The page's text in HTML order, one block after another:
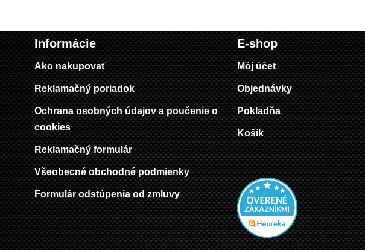
Informácie
Ako nakupovať
Reklamačný poriadok
Ochrana osobných údajov a poučenie o
cookies
Reklamačný formulár
Všeobecné obchodné podmienky
Formulár odstúpenia od zmluvy
E-shop
Môj účet
Objednávky
Pokladňa
Košík